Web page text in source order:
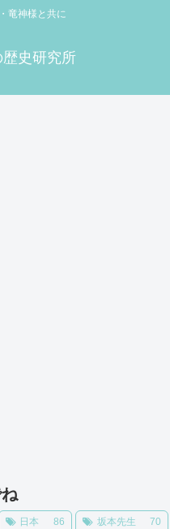
竜神様と共に
史研究所
日本 86 坂本先生 70